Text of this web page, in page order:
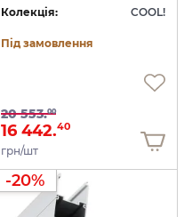
Колекція: COOL!
Під замовлення
20 553.00
16 442.40
грн/шт
-20%